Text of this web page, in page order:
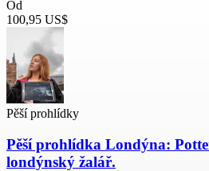
Od
100,95 US$
Pěší prohlídky
Pěší prohlídka Londýna:
londýnský žalář.